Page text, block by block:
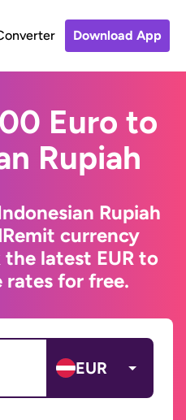
Download App
Euro to
Rupiah
Rupiah
currency
latest EUR to
rates for free.
EUR